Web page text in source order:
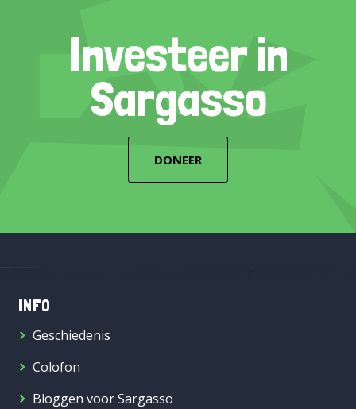
Investeer in
Sargasso
DONEER
INFO
Geschiedenis
Colofon
Bloggen voor Sargasso